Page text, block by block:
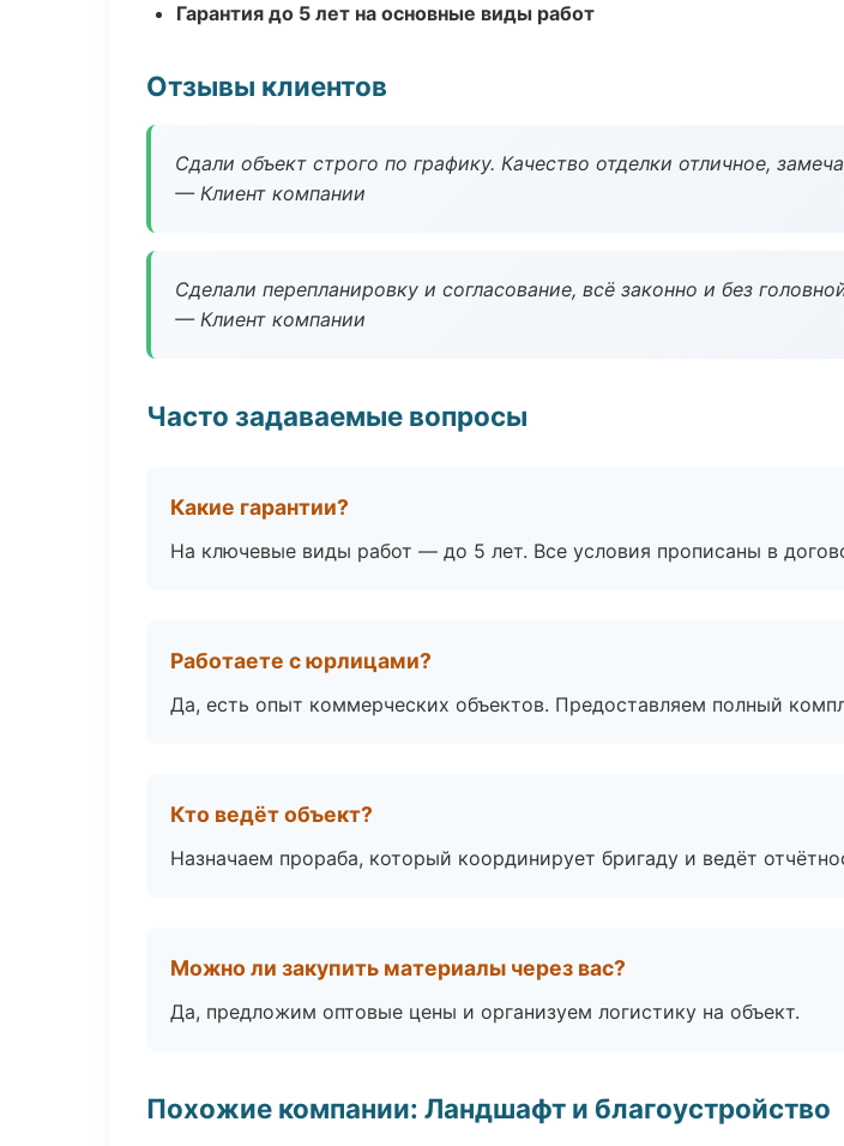
Гарантия до 5 лет на основные виды работ
Отзывы клиентов
Сдали объект строго по графику. Качество отделки отличное,
— Клиент компании
Сделали перепланировку и согласование, всё законно и без
— Клиент компании
Часто задаваемые вопросы
Какие гарантии?
На ключевые виды работ — до 5 лет. Все условия прописаны в
Работаете с юрлицами?
Да, есть опыт коммерческих объектов. Предоставляем полный
Кто ведёт объект?
Назначаем прораба, который координирует бригаду и ведёт
Можно ли закупить материалы через вас?
Да, предложим оптовые цены и организуем логистику на объект.
Похожие компании: Ландшафт и благоустройство